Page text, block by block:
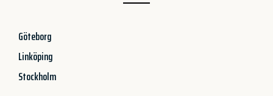
Göteborg
Linköping
Stockholm